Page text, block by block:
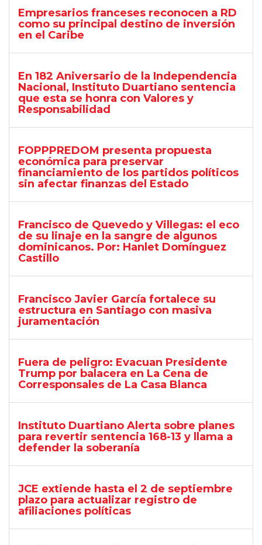
Empresarios franceses reconocen a RD
como su principal destino de inversión
en el Caribe
En 182 Aniversario de la Independencia
Nacional, Instituto Duartiano sentencia
que esta se honra con Valores y
Responsabilidad
FOPPPREDOM presenta propuesta
económica para preservar
financiamiento de los partidos políticos
sin afectar finanzas del Estado
Francisco de Quevedo y Villegas: el eco
de su linaje en la sangre de algunos
dominicanos. Por: Hanlet Domínguez
Castillo
Francisco Javier García fortalece su
estructura en Santiago con masiva
juramentación
Fuera de peligro: Evacuan Presidente
Trump por balacera en La Cena de
Corresponsales de La Casa Blanca
Instituto Duartiano Alerta sobre planes
para revertir sentencia 168-13 y llama a
defender la soberanía
JCE extiende hasta el 2 de septiembre
plazo para actualizar registro de
afiliaciones políticas